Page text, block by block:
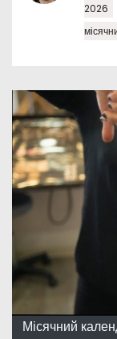
2026
Місячний